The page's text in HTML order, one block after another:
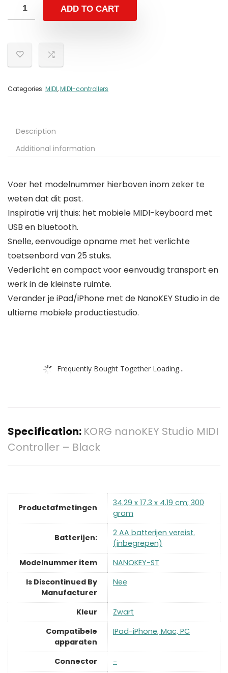
ADD TO CART
Categories: MIDI,MIDI-controllers
Description
Additional information
Voer het modelnummer hierboven inom zeker te
weten dat dit past.
Inspiratie vrij thuis: het mobiele MIDI-keyboard met
USB en bluetooth.
Snelle, eenvoudige opname met het verlichte
toetsenbord van 25 stuks.
Vederlicht en compact voor eenvoudig transport en
werk in de kleinste ruimte.
Verander je iPad/iPhone met de NanoKEY Studio in de
ultieme mobiele productiestudio.
Frequently Bought Together Loading...
Specification: KORG nanoKEY Studio MIDI
Controller – Black
Productafmetingen
‎34.29 x 17.3 x 4.19 cm; 300
gram
Batterijen:
‎2 AA batterijen vereist.
(inbegrepen)
Modelnummer item
‎NANOKEY-ST
Is Discontinued By
Manufacturer
‎Nee
Kleur
‎Zwart
Compatibele
apparaten
‎IPad-iPhone, Mac, PC
Connector ‎-